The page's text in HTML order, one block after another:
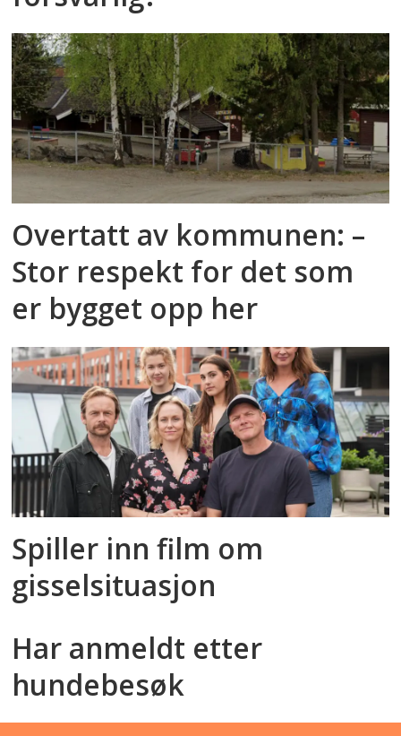
Overtatt av kommunen: –
Stor respekt for det som
er bygget opp her
Spiller inn film om
gisselsituasjon
Har anmeldt etter
hundebesøk